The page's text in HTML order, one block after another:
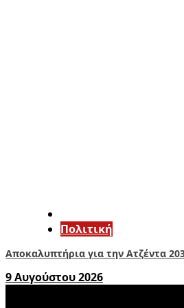
Πολιτική
Αποκαλυπτήρια για την Ατζέντα
9 Αυγούστου 2026